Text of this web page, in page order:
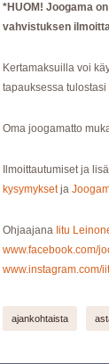
*HUOM! Joogama
vahvistuksen
Kertamaksuilla voi
tapauksessa tulostasi
Oma joogamatto
Ilmoittautumiset ja
kysymyksetja
Ohjaajana Iitu
www.facebook.com/
www.instagram.com/
ajankohtaista